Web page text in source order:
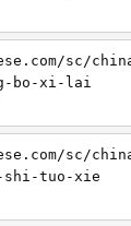
sc/
bo-xi-lai
sc/
shi-tuo-xie